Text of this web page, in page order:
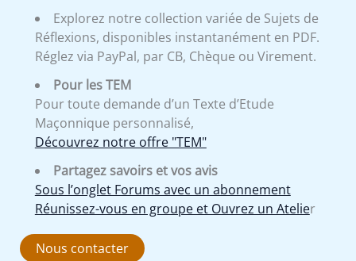
Explorez notre collection variée de Sujets de
Réflexions, disponibles instantanément en PDF.
Réglez via PayPal, par CB, Chèque ou Virement.
Pour les TEM
Pour toute demande d’un Texte d’Etude
Maçonnique personnalisé,
Découvrez notre offre "TEM"
Partagez savoirs et vos avis
Sous l’onglet Forums avec un abonnement
Réunissez-vous en groupe et Ouvrez un Atelier
Nous contacter